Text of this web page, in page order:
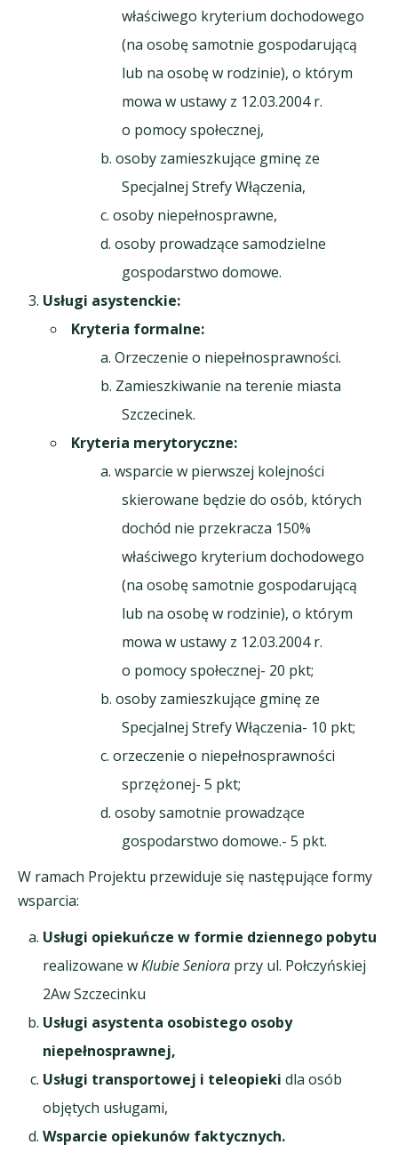
właściwego kryterium dochodowego
(na osobę samotnie gospodarującą
lub na osobę w rodzinie), o którym
mowa w ustawy z 12.03.2004 r.
o pomocy społecznej,
osoby zamieszkujące gminę ze
Specjalnej Strefy Włączenia,
osoby niepełnosprawne,
osoby prowadzące samodzielne
gospodarstwo domowe.
Usługi asystenckie:
Kryteria formalne:
Orzeczenie o niepełnosprawności.
Zamieszkiwanie na terenie miasta
Szczecinek.
Kryteria merytoryczne:
wsparcie w pierwszej kolejności
skierowane będzie do osób, których
dochód nie przekracza 150%
właściwego kryterium dochodowego
(na osobę samotnie gospodarującą
lub na osobę w rodzinie), o którym
mowa w ustawy z 12.03.2004 r.
o pomocy społecznej- 20 pkt;
osoby zamieszkujące gminę ze
Specjalnej Strefy Włączenia- 10 pkt;
orzeczenie o niepełnosprawności
sprzężonej- 5 pkt;
osoby samotnie prowadzące
gospodarstwo domowe.- 5 pkt.
W ramach Projektu przewiduje się następujące formy
wsparcia:
Usługi opiekuńcze w formie dziennego pobytu
realizowane wKlubie Seniora przy ul. Połczyńskiej
2Aw Szczecinku
Usługi asystenta osobistego osoby
niepełnosprawnej,
Usługi transportowej i teleopieki dla osób
objętych usługami,
Wsparcie opiekunów faktycznych.